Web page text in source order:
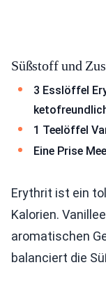
Süßstoff und
3 Esslöffel
1 Teelöffel
Eine Prise
Erythrit ist ein
Kalorien.
aromatischen
balanciert die